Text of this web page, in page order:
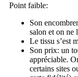
Point faible:
Son
salon et on ne
Le tissu s’est
Son prix: un
appréciable.
certains sites